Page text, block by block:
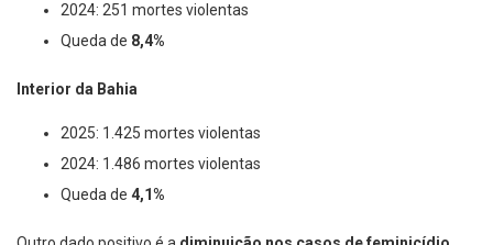
2024: 251 mortes violentas
Queda de 8,4%
Interior da Bahia
2025: 1.425 mortes violentas
2024: 1.486 mortes violentas
Queda de 4,1%